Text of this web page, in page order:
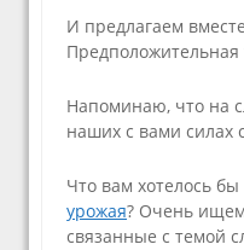
И предлагаем
Напоминаю, что на
наших с вами силах
Что вам хотелось бы
урожая? Очень ищем
связанные с темой